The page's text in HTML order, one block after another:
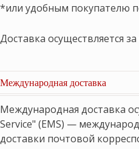
*или удобным покупателю
Доставка осуществляется
Международная доставка
Международная доставка
Service" (EMS) —
доставки почтовой